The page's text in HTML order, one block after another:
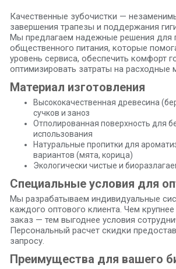
Качественные зубочистки —
завершения трапезы и поддержания
Мы предлагаем надежные решения для
общественного питания, которые
уровень сервиса, обеспечить комфорт
оптимизировать затраты на расходные
Материал изготовления
Высококачественная древесина
сучков и заноз
Отполированная поверхность для
использования
Натуральные пропитки для
вариантов (мята, корица)
Экологически чистые и
Специальные условия для
Мы разрабатываем индивидуальные
каждого оптового клиента. Чем
заказ — тем выгоднее условия
Персональный расчет скидки
запросу.
Преимущества для вашего